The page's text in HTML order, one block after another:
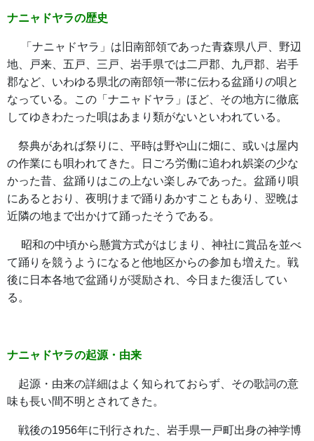
ナニャドヤラの歴史
「ナニャドヤラ」は旧南部領であった青森県八戸、野辺
地、戸来、五戸、三戸、岩手県では二戸郡、九戸郡、岩手
郡など、いわゆる県北の南部領一帯に伝わる盆踊りの唄と
なっている。この「ナニャドヤラ」ほど、その地方に徹底
してゆきわたった唄はあまり類がないといわれている。
祭典があれば祭りに、平時は野や山に畑に、或いは屋内
の作業にも唄われてきた。日ごろ労働に追われ娯楽の少な
かった昔、盆踊りはこの上ない楽しみであった。盆踊り唄
にあるとおり、夜明けまで踊りあかすこともあり、翌晩は
近隣の地まで出かけて踊ったそうである。
昭和の中頃から懸賞方式がはじまり、神社に賞品を並べ
て踊りを競うようになると他地区からの参加も増えた。戦
後に日本各地で盆踊りが奨励され、今日また復活してい
る。
ナニャドヤラの起源・由来
起源・由来の詳細はよく知られておらず、その歌詞の意
味も長い間不明とされてきた。
戦後の1956年に刊行された、岩手県一戸町出身の神学博